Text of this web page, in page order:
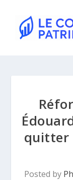
quitter
Posted by